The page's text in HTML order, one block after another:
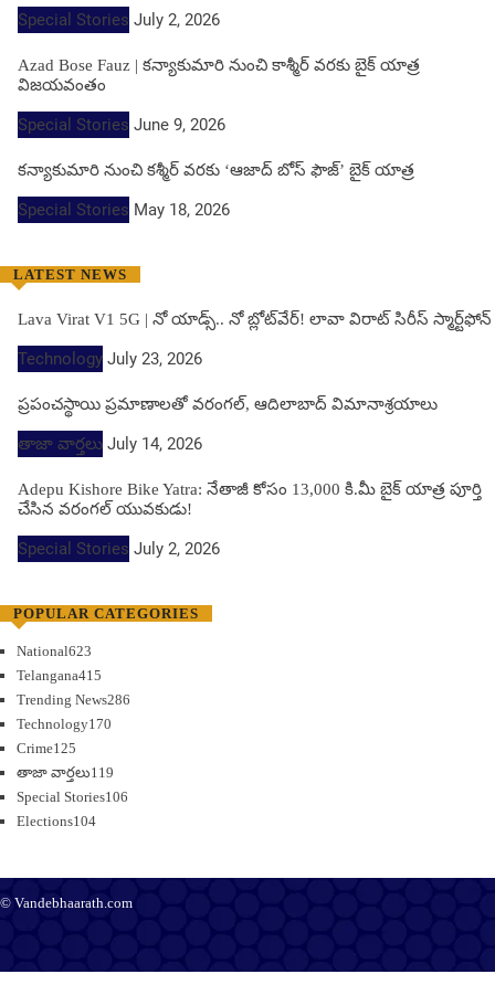
Special Stories July 2, 2026
Azad Bose Fauz | కన్యాకుమారి నుంచి కాశ్మీర్ వరకు బైక్ యాత్ర
విజయవంతం
Special Stories June 9, 2026
కన్యాకుమారి నుంచి కశ్మీర్ వరకు ‘ఆజాద్ బోస్ ఫౌజ్’ బైక్ యాత్ర
Special Stories May 18, 2026
LATEST NEWS
Lava Virat V1 5G | నో యాడ్స్.. నో బ్లోట్‌వేర్! లావా విరాట్ సిరీస్ స్మార్ట్‌ఫోన్​
Technology July 23, 2026
ప్రపంచస్థాయి ప్రమాణాలతో వరంగల్, ఆదిలాబాద్ విమానాశ్రయాలు
తాజా వార్తలు July 14, 2026
Adepu Kishore Bike Yatra: నేతాజీ కోసం 13,000 కి.మీ బైక్ యాత్ర పూర్తి
చేసిన వరంగల్ యువకుడు!
Special Stories July 2, 2026
POPULAR CATEGORIES
National623
Telangana415
Trending News286
Technology170
Crime125
తాజా వార్తలు119
Special Stories106
Elections104
© Vandebhaarath.com